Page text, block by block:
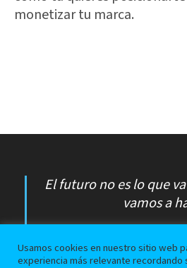
monetizar tu marca.
El futuro no es lo que
vamos a
Jorge Luis
Usamos cookies en nuestro sitio web
experiencia más relevante recordando